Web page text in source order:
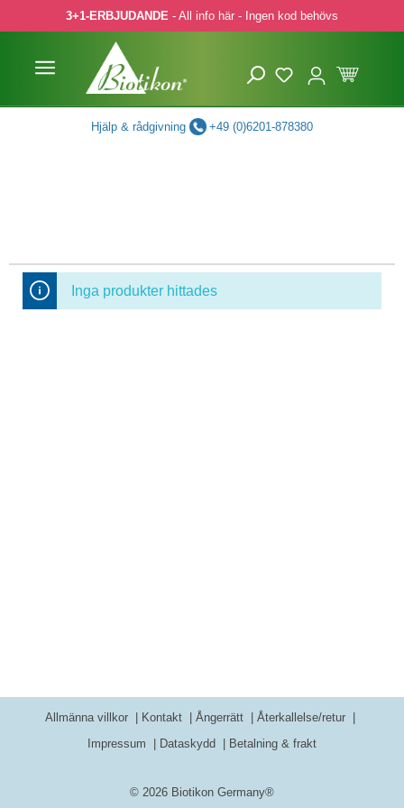
till huvudinnehåll
Hoppa till sökning
Hoppa till huvudnavigering
3+1-ERBJUDANDE - All info här - Ingen kod behövs
Hjälp & rådgivning +49 (0)6201-878380
Inga produkter hittades
© 2026 Biotikon Germany®
Allmänna villkor Kontakt Ångerrätt
Återkallelse/retur
Impressum
Dataskydd Betalning & frakt